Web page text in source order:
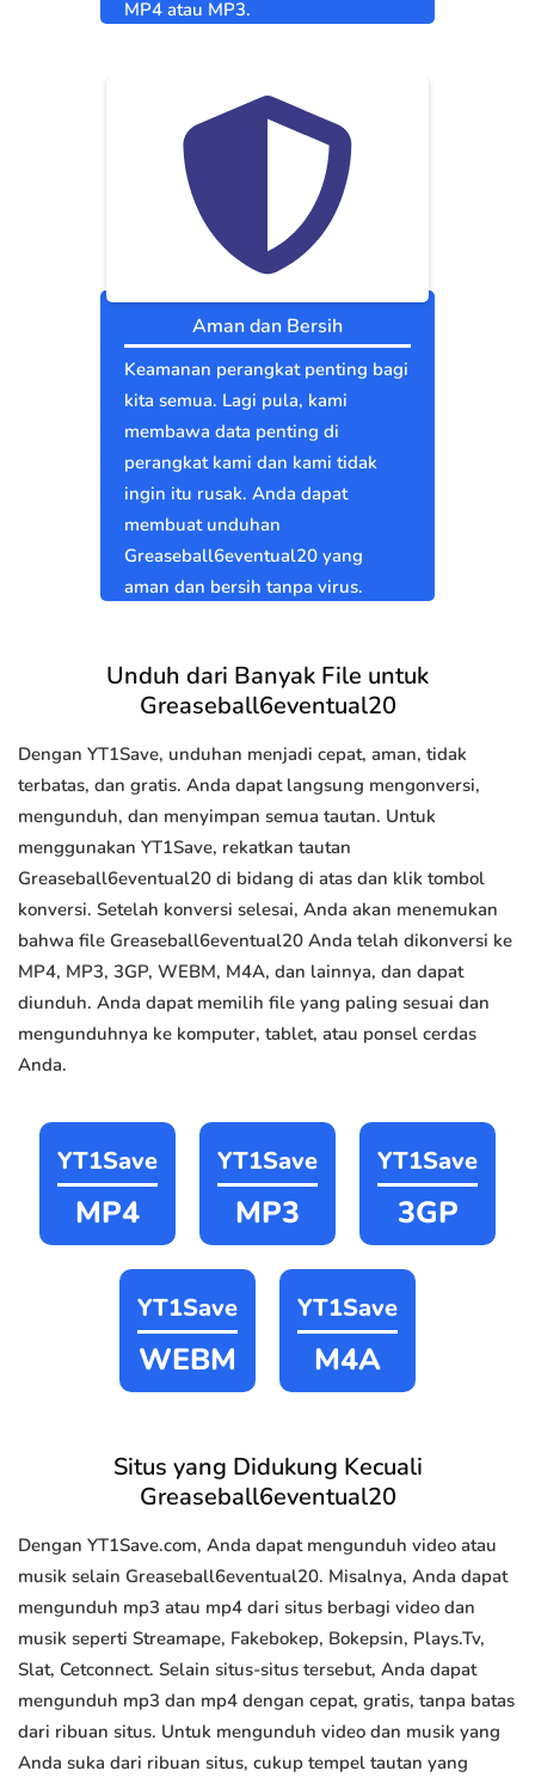
MP4 atau MP3.
Aman dan Bersih
Keamanan perangkat penting bagi
kita semua. Lagi pula, kami
membawa data penting di
perangkat kami dan kami tidak
ingin itu rusak. Anda dapat
membuat unduhan
Greaseball6eventual20 yang
aman dan bersih tanpa virus.
Unduh dari Banyak File untuk
Greaseball6eventual20
Dengan YT1Save, unduhan menjadi cepat, aman, tidak
terbatas, dan gratis. Anda dapat langsung mengonversi,
mengunduh, dan menyimpan semua tautan. Untuk
menggunakan YT1Save, rekatkan tautan
Greaseball6eventual20 di bidang di atas dan klik tombol
konversi. Setelah konversi selesai, Anda akan menemukan
bahwa file Greaseball6eventual20 Anda telah dikonversi ke
MP4, MP3, 3GP, WEBM, M4A, dan lainnya, dan dapat
diunduh. Anda dapat memilih file yang paling sesuai dan
mengunduhnya ke komputer, tablet, atau ponsel cerdas
Anda.
YT1Save
MP4
YT1Save
MP3
YT1Save
3GP
YT1Save
WEBM
YT1Save
M4A
Situs yang Didukung Kecuali
Greaseball6eventual20
Dengan YT1Save.com, Anda dapat mengunduh video atau
musik selain Greaseball6eventual20. Misalnya, Anda dapat
mengunduh mp3 atau mp4 dari situs berbagi video dan
musik seperti Streamape, Fakebokep, Bokepsin, Plays.Tv,
Slat, Cetconnect. Selain situs-situs tersebut, Anda dapat
mengunduh mp3 dan mp4 dengan cepat, gratis, tanpa batas
dari ribuan situs. Untuk mengunduh video dan musik yang
Anda suka dari ribuan situs, cukup tempel tautan yang